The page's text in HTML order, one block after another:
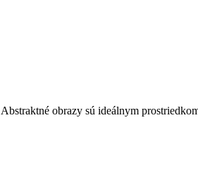
obrazy sú ideálnym